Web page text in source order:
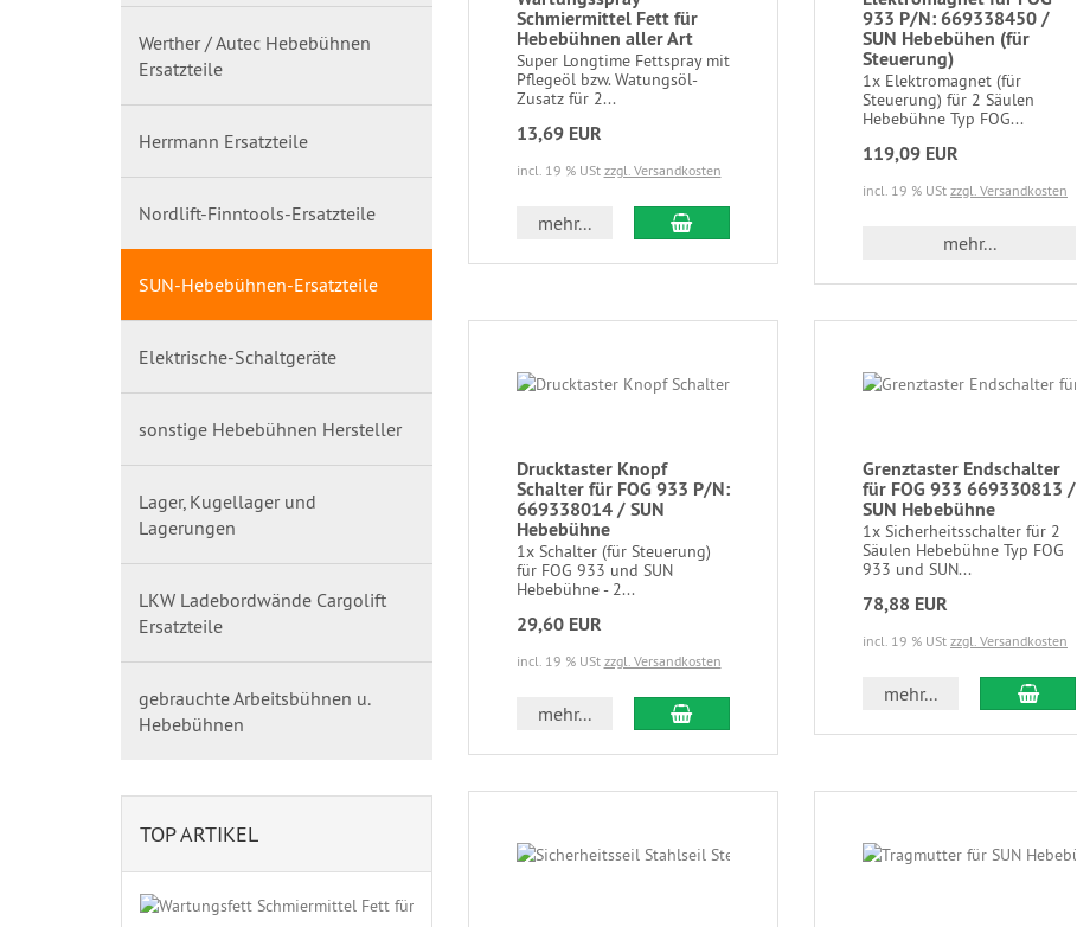
Schmiermittel Fett für
Hebebühnen aller Art
Super Longtime Fettspray mit
Pflegeöl bzw. Watungsöl-
Zusatz für 2...
13,69 EUR
incl. 19 % USt zzgl. Versandkosten
mehr...
933 P/N: 669338450 /
SUN Hebebühen (für
Steuerung)
1x Elektromagnet (für
Steuerung) für 2 Säulen
Hebebühne Typ FOG...
119,09 EUR
incl. 19 % USt zzgl. Versandkosten
mehr...
Drucktaster Knopf
Schalter für FOG 933 P/N:
669338014 / SUN
Hebebühne
1x Schalter (für Steuerung)
für FOG 933 und SUN
Hebebühne - 2...
29,60 EUR
incl. 19 % USt zzgl. Versandkosten
mehr...
Grenztaster Endschalter
für FOG 933 669330813 /
SUN Hebebühne
1x Sicherheitsschalter für 2
Säulen Hebebühne Typ FOG
933 und SUN...
78,88 EUR
incl. 19 % USt zzgl. Versandkosten
mehr...
Werther / Autec Hebebühnen
Ersatzteile
Herrmann Ersatzteile
Nordlift-Finntools-Ersatzteile
SUN-Hebebühnen-Ersatzteile
Elektrische-Schaltgeräte
sonstige Hebebühnen Hersteller
Lager, Kugellager und
Lagerungen
LKW Ladebordwände Cargolift
Ersatzteile
gebrauchte Arbeitsbühnen u.
Hebebühnen
TOP ARTIKEL